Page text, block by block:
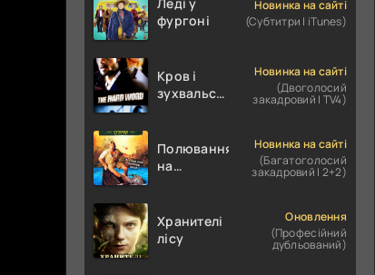
фургоні
Новинка на сайті
(Субтитри | iTunes)
Кров і
зухвальство
Новинка на сайті
(Двоголосий
закадровий | TV4)
Полювання
на
Новинка на сайті
(Багатоголосий
закадровий | 2+2)
Хранителі
лісу
Оновлення
(Професійний
дубльований)